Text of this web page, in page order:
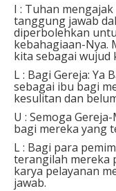
I : Tuhan
tanggung jawab
diperbolehkan
kebahagiaan-Nya.
kita sebagai wujud
L : Bagi Gereja: Ya
sebagai ibu bagi
kesulitan dan
U : Semoga
bagi mereka yang
L : Bagi para
terangilah mereka
karya pelayanan
jawab.